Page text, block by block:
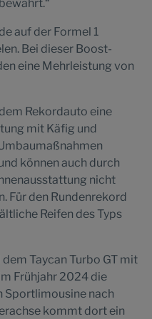
auf der Formel 1
Bei dieser Boost-
eine Mehrleistung von
Rekordauto eine
mit Käfig und
können auch durch
nicht
Für den Rundenrekord
Reifen des Typs
Taycan Turbo GT mit
Frühjahr 2024 die
Sportlimousine nach
kommt dort ein